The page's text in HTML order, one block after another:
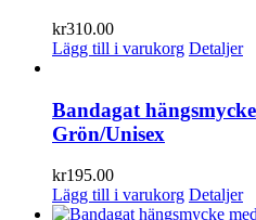
kr310.00
Lägg till i varukorg Detaljer
Bandagat
Grön/Unisex
kr195.00
Lägg till i varukorg Detaljer